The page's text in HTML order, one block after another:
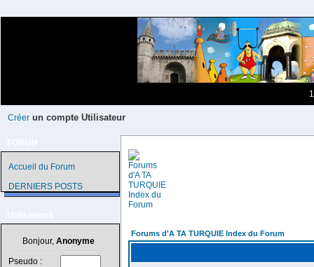
Créer un compte Utilisateur
Accueil du Forum
DERNIERS POSTS
Bonjour, Anonyme
Pseudo :
Forums d'A TA TURQUIE Index du Forum